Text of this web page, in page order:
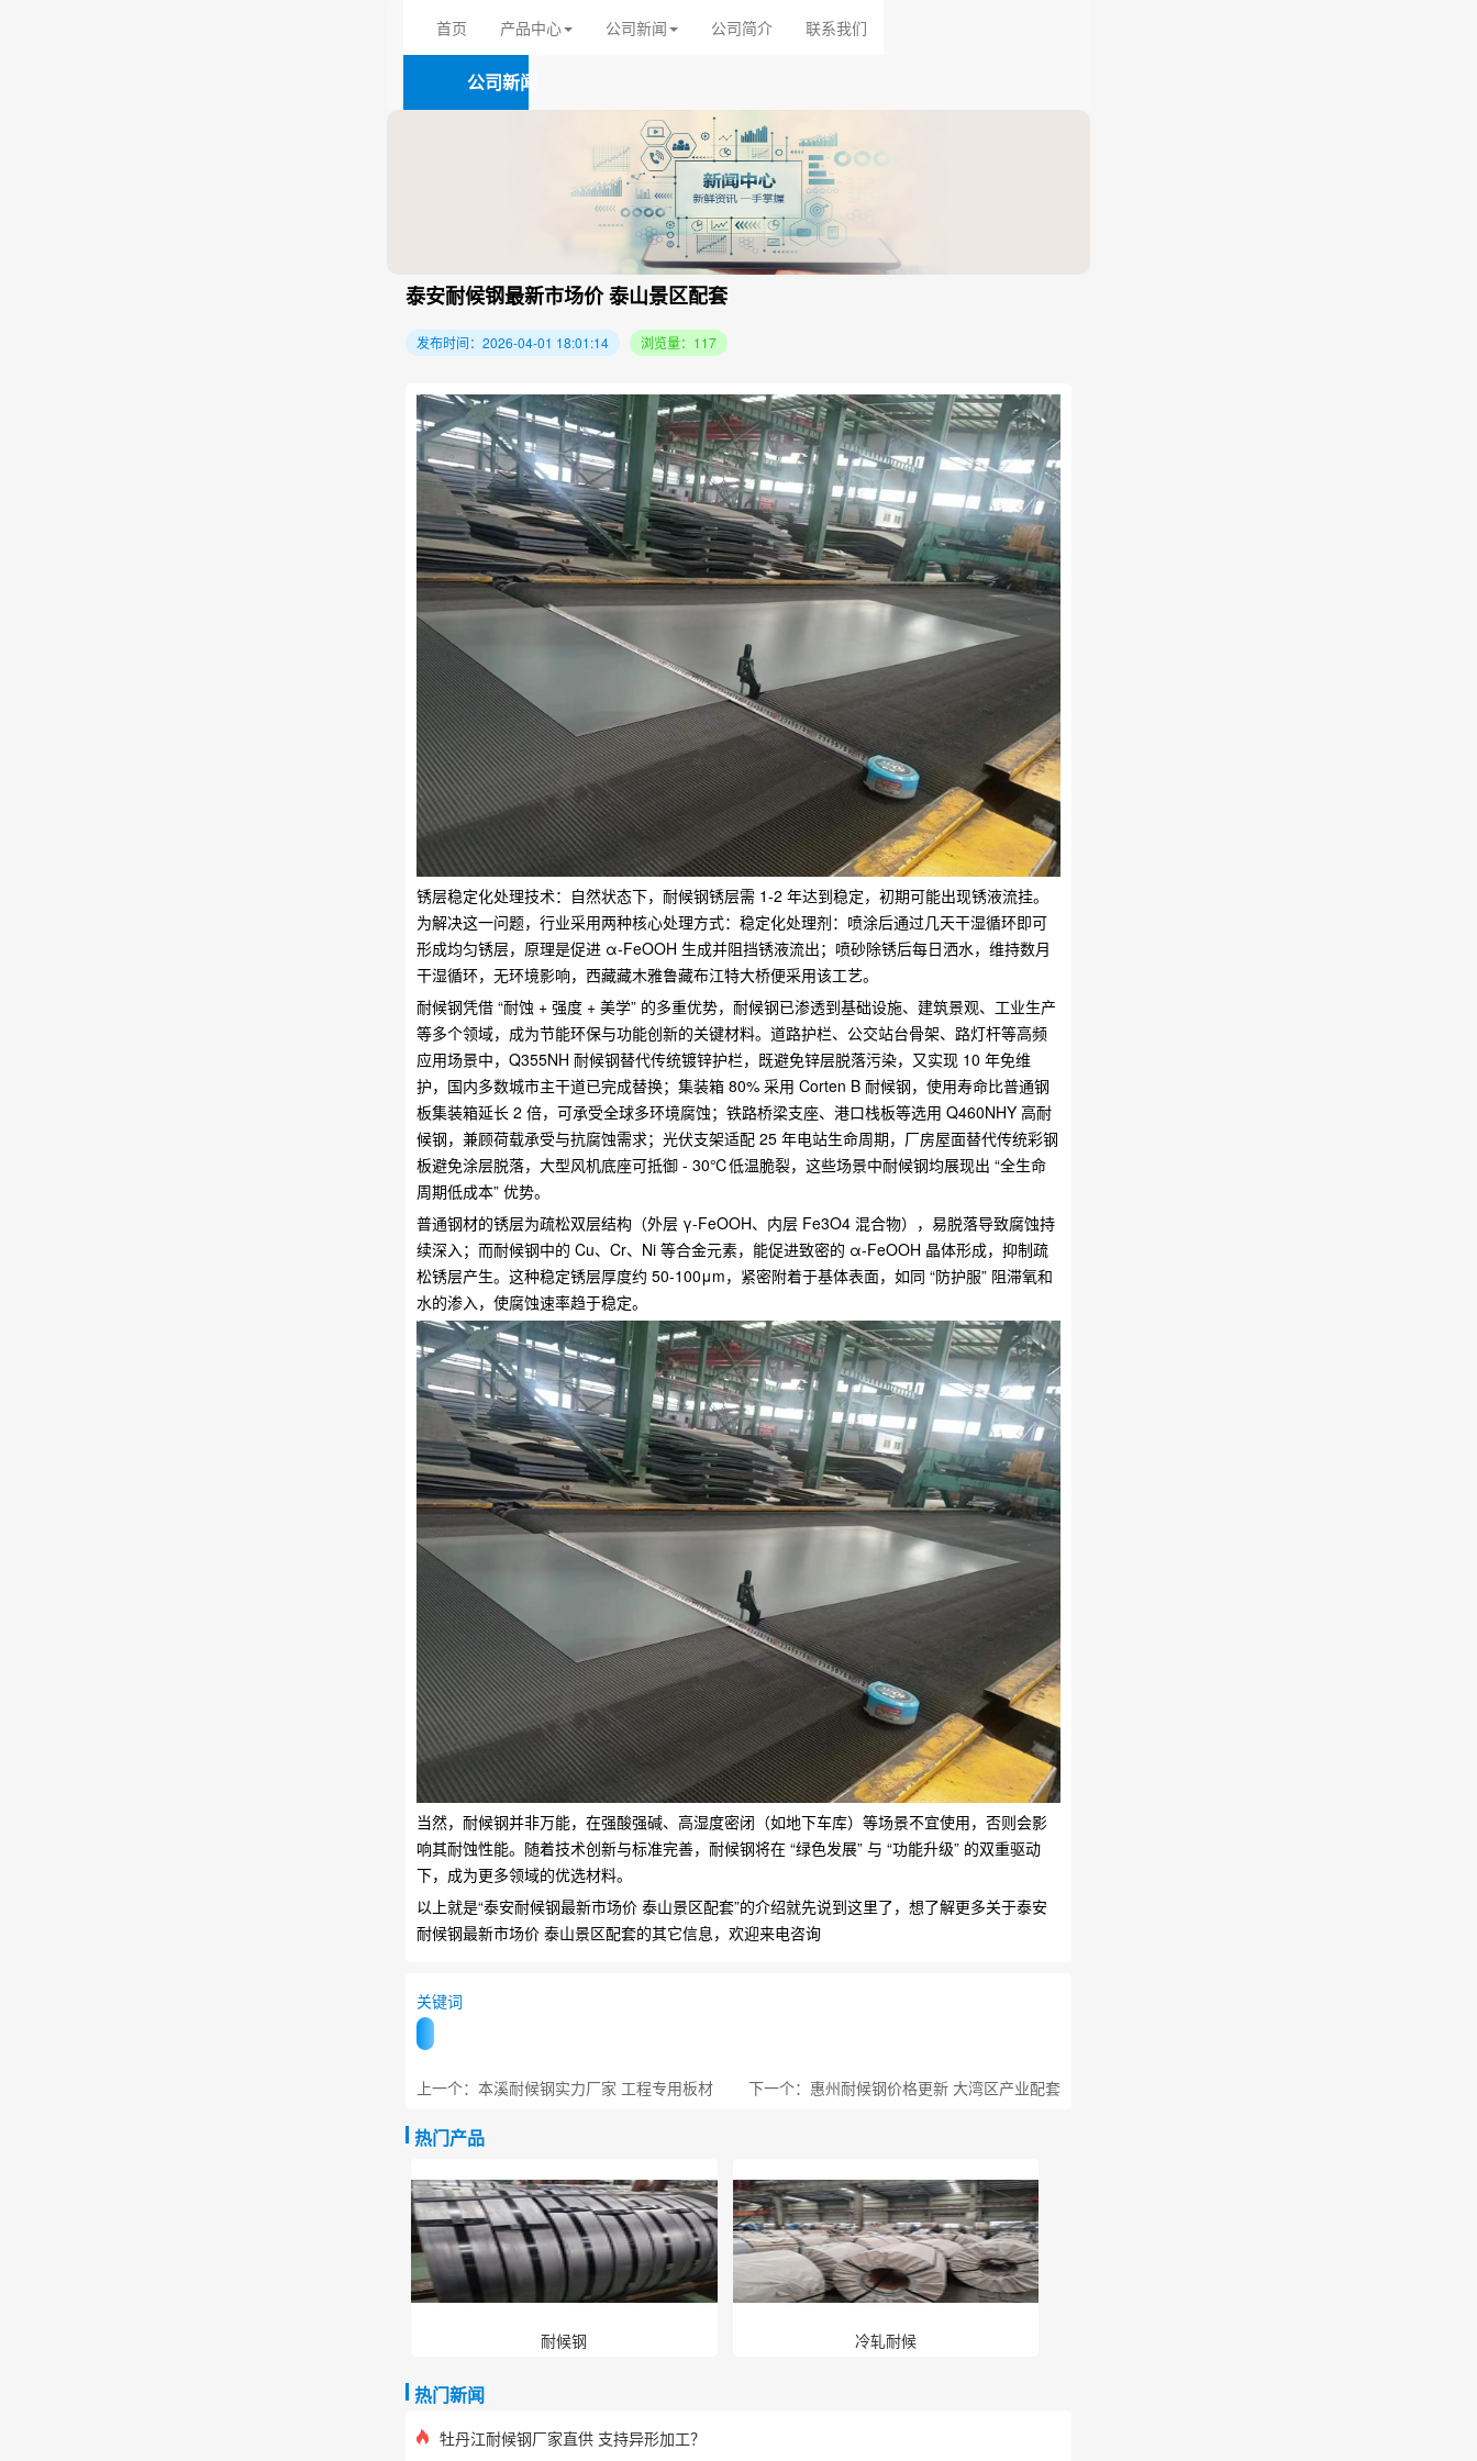
公司新闻
首页 产品中心 公司新闻 公司简介 联系我们
泰安耐候钢最新市场价 泰山景区配套
发布时间：2026-04-01 18:01:14 浏览量：117
锈层稳定化处理技术：自然状态下，耐候钢锈层需 1-2 年达到稳定，初期可能出现锈液流挂。
为解决这一问题，行业采用两种核心处理方式：​稳定化处理剂：喷涂后通过几天干湿循环即可
形成均匀锈层，原理是促进 α-FeOOH 生成并阻挡锈液流出；​喷砂除锈后每日洒水，维持数月
干湿循环，无环境影响，西藏藏木雅鲁藏布江特大桥便采用该工艺。
耐候钢凭借 “耐蚀 + 强度 + 美学” 的多重优势，耐候钢已渗透到基础设施、建筑景观、工业生产
等多个领域，成为节能环保与功能创新的关键材料。​道路护栏、公交站台骨架、路灯杆等高频
应用场景中，Q355NH 耐候钢替代传统镀锌护栏，既避免锌层脱落污染，又实现 10 年免维
护，国内多数城市主干道已完成替换；​集装箱 80% 采用 Corten B 耐候钢，使用寿命比普通钢
板集装箱延长 2 倍，可承受全球多环境腐蚀；铁路桥梁支座、港口栈板等选用 Q460NHY 高耐
候钢，兼顾荷载承受与抗腐蚀需求；​光伏支架适配 25 年电站生命周期，厂房屋面替代传统彩钢
板避免涂层脱落，大型风机底座可抵御 - 30℃低温脆裂，这些场景中耐候钢均展现出 “全生命
周期低成本” 优势。​
普通钢材的锈层为疏松双层结构（外层 γ-FeOOH、内层 Fe3O4 混合物），易脱落导致腐蚀持
续深入；而耐候钢中的 Cu、Cr、Ni 等合金元素，能促进致密的 α-FeOOH 晶体形成，抑制疏
松锈层产生。这种稳定锈层厚度约 50-100μm，紧密附着于基体表面，如同 “防护服” 阻滞氧和
水的渗入，使腐蚀速率趋于稳定。
当然，耐候钢并非万能，在强酸强碱、高湿度密闭（如地下车库）等场景不宜使用，否则会影
响其耐蚀性能。随着技术创新与标准完善，耐候钢将在 “绿色发展” 与 “功能升级” 的双重驱动
下，成为更多领域的优选材料。
以上就是“泰安耐候钢最新市场价 泰山景区配套”的介绍就先说到这里了，想了解更多关于泰安
耐候钢最新市场价 泰山景区配套的其它信息，欢迎来电咨询
关键词
上一个：本溪耐候钢实力厂家 工程专用板材 下一个：惠州耐候钢价格更新 大湾区产业配套
热门产品
耐候钢 冷轧耐候
热门新闻
牡丹江耐候钢厂家直供 支持异形加工？